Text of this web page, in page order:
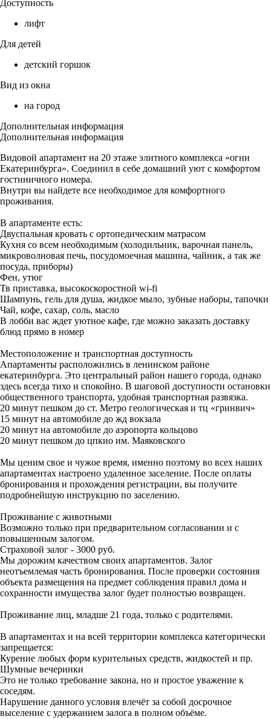
Доступность
лифт
Для детей
детский горшок
Вид из окна
на город
Дополнительная информация
Дополнительная информация
Видовой апартамент на 20 этаже элитного комплекса «огни
Екатеринбурга». Соединил в себе домашний уют с комфортом
гостиничного номера.
Внутри вы найдете все необходимое для комфортного
проживания.
В апартаменте есть:
Двуспальная кровать с ортопедическим матрасом
Кухня со всем необходимым (холодильник, варочная панель,
микроволновая печь, посудомоечная машина, чайник, а так же
посуда, приборы)
Фен, утюг
Тв приставка, высокоскоростной wi-fi
Шампунь, гель для душа, жидкое мыло, зубные наборы, тапочки
Чай, кофе, сахар, соль, масло
В лобби вас ждет уютное кафе, где можно заказать доставку
блюд прямо в номер
Местоположение и транспортная доступность
Апартаменты расположились в ленинском районе
екатеринбурга. Это центральный район нашего города, однако
здесь всегда тихо и спокойно. В шаговой доступности остановки
общественного транспорта, удобная транспортная развязка.
20 минут пешком до ст. Метро геологическая и тц «гринвич»
15 минут на автомобиле до жд вокзала
20 минут на автомобиле до аэропорта кольцово
20 минут пешком до цпкио им. Маяковского
Мы ценим свое и чужое время, именно поэтому во всех наших
апартаментах настроено удаленное заселение. После оплаты
бронирования и прохождения регистрации, вы получите
подробнейшую инструкцию по заселению.
Проживание с животными
Возможно только при предварительном согласовании и с
повышенным залогом.
Страховой залог - 3000 руб.
Мы дорожим качеством своих апартаментов. Залог
неотъемлемая часть бронирования. После проверки состояния
объекта размещения на предмет соблюдения правил дома и
сохранности имущества залог будет полностью возвращен.
Проживание лиц, младше 21 года, только с родителями.
В апартаментах и на всей территории комплекса категорически
запрещается:
Курение любых форм курительных средств, жидкостей и пр.
Шумные вечеринки
Это не только требование закона, но и простое уважение к
соседям.
Нарушение данного условия влечёт за собой досрочное
выселение с удержанием залога в полном объёме.